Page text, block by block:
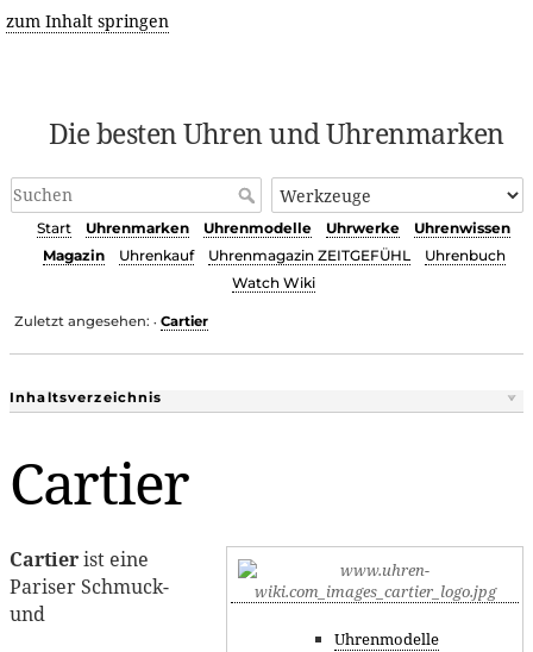
zum Inhalt springen
Die besten Uhren und Uhrenmarken
Start Uhrenmarken Uhrenmodelle Uhrwerke
Uhrenwissen
Magazin
Uhrenkauf Uhrenmagazin ZEITGEFÜHL
Uhrenbuch
Watch Wiki
Zuletzt angesehen: • Cartier
Inhaltsverzeichnis
Cartier
Uhrenmodelle
Cartierist eine
Pariser Schmuck-
und